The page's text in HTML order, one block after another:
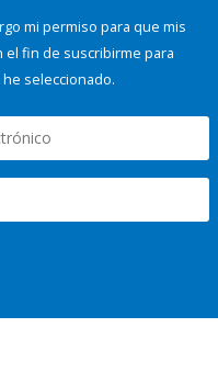
mi permiso para que mis
fin de suscribirme para
seleccionado.